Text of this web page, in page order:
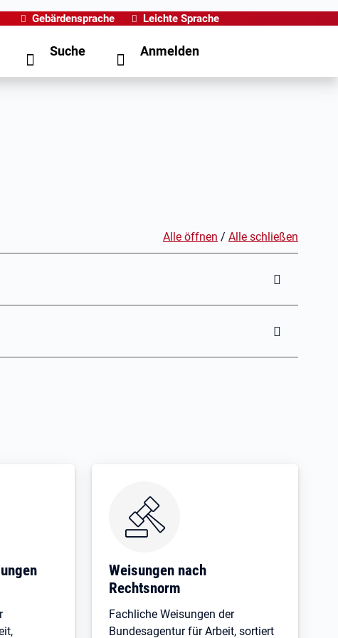
Gebärdensprache Leichte Sprache
Suche Anmelden
Alle öffnen / Alle schließen
Weisungen nach
Rechtsnorm
Fachliche Weisungen der
Bundesagentur für Arbeit, sortiert